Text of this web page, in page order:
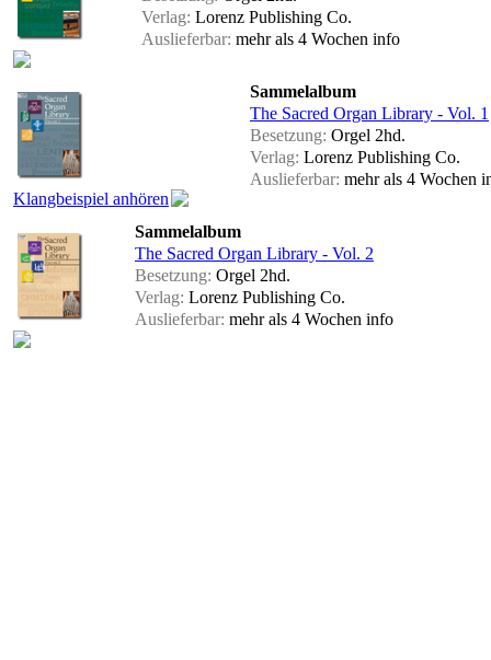
Verlag: Lorenz Publishing Co.
Auslieferbar: mehr als 4 Wochen info
Klangbeispiel anhören
Sammelalbum
The Sacred Organ Library - Vol. 1
Besetzung: Orgel 2hd.
Verlag: Lorenz Publishing Co.
Auslieferbar: mehr als 4 Wochen
Sammelalbum
The Sacred Organ Library - Vol. 2
Besetzung: Orgel 2hd.
Verlag: Lorenz Publishing Co.
Auslieferbar: mehr als 4 Wochen info